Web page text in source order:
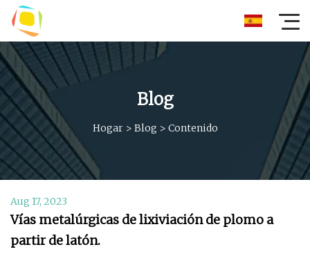
Blog
Hogar> Blog > Contenido
Aug 17, 2023
Vías metalúrgicas de lixiviación de plomo a
partir de latón.